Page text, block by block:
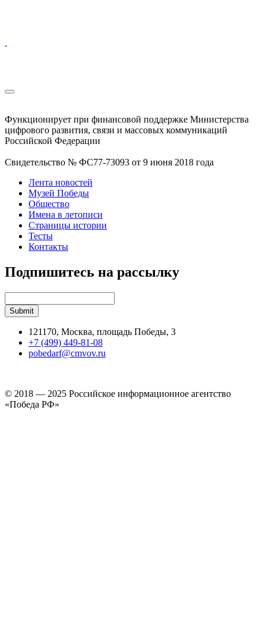
Функционирует при финансовой поддержке Министерства
цифрового развития, связи и массовых коммуникаций
Российской Федерации
Свидетельство № ФС77-73093 от 9 июня 2018 года
Лента новостей
Музей Победы
Общество
Имена в летописи
Страницы истории
Тесты
Контакты
Подпишитесь на рассылку
121170, Москва, площадь Победы, 3
+7 (499) 449-81-08
pobedarf@cmvov.ru
© 2018 — 2025 Российское информационное агентство
«Победа РФ»